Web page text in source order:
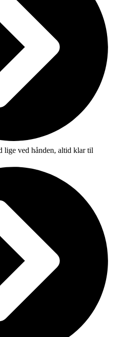
ved hånden, altid klar til